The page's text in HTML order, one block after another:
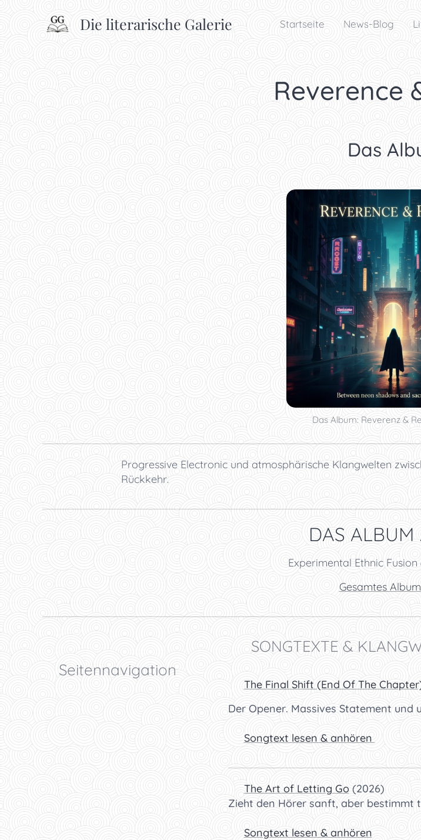
Die literarische Galerie Startseite News-Blog
Reverence
Das
Das Album: Reverenz &
Progressive Electronic und atmosphärische Klangwelten
Rückkehr.
🎧 DAS
Experimental Ethnic
Gesamtes
Seitennavigation
📖 SONGTEXTE &
The Final Shift (End Of The
Der Opener. Massives Statement und
Songtext lesen & anhören
The Art of Letting Go (2026)
Zieht den Hörer sanft, aber bestimmt
Songtext lesen & anhören